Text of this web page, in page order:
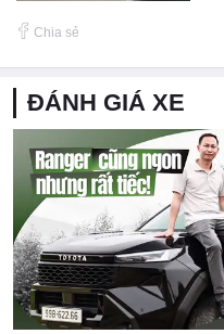
Chia sẻ
ĐÁNH GIÁ XE